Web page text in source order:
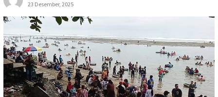
23 Desember, 2025